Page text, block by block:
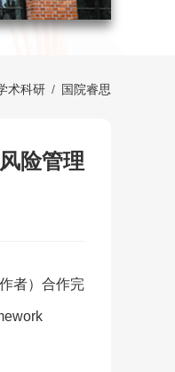
术科研 / 国院睿思
险管理
者）合作完